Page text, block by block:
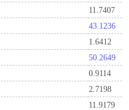
11.7407
43.1236
1.6412
50.2649
0.9114
2.7198
11.9179